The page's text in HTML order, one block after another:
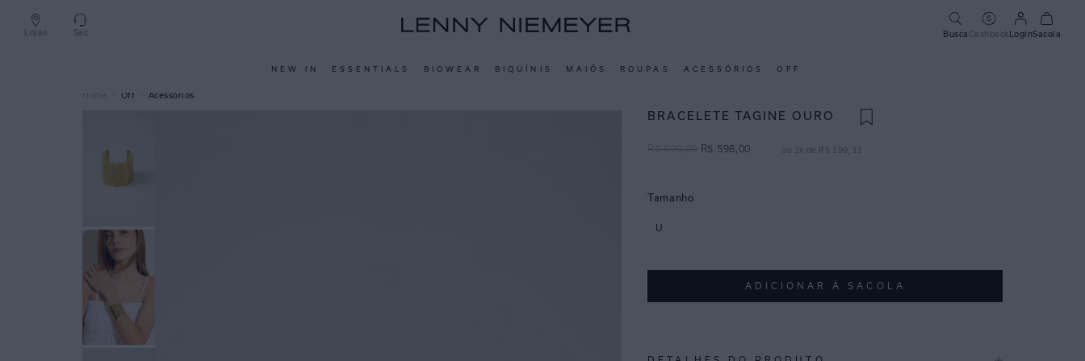
Lojas Sac Busca CashbackLoginSacola
NEW IN ESSENTIALS BIOWEAR BIQUÍNIS MAIÔS ROUPAS ACESSÓRIOS OFF
Off Acessórios
BRACELETE TAGINE OURO
R$ 698,00 R$ 598 00 ou 3x de R$ 199 33
Tamanho
U
ADICIONAR À SACOLA